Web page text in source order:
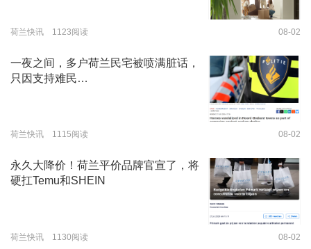
荷兰快讯 1123阅读 08-02
一夜之间，多户荷兰民宅被喷满脏话，
只因支持难民…
荷兰快讯 1115阅读 08-02
永久大降价！荷兰平价品牌官宣了，将
硬扛Temu和SHEIN
荷兰快讯 1130阅读 08-02